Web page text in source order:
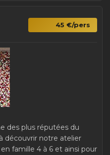
45 €/pers
des plus réputées du
découvrir notre atelier
famille 4 à 6 et ainsi pour